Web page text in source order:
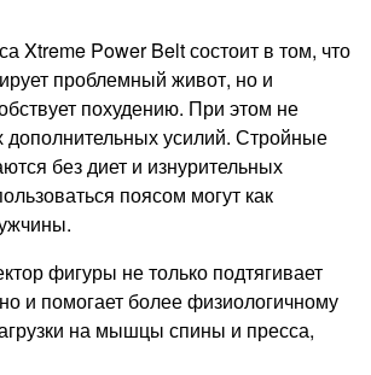
Xtreme Power Belt состоит в том, что
проблемный живот, но и
похудению. При этом не
дополнительных усилий. Стройные
без диет и изнурительных
поясом могут как
фигуры не только подтягивает
и помогает более физиологичному
на мышцы спины и пресса,